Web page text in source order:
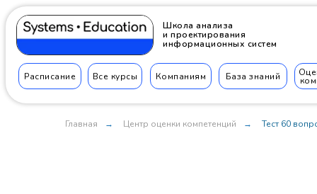
Школа анализа
и проектирования
информационных систем
Расписание Все курсы Компаниям База знаний
Главная → Центр оценки компетенций → Тест 60